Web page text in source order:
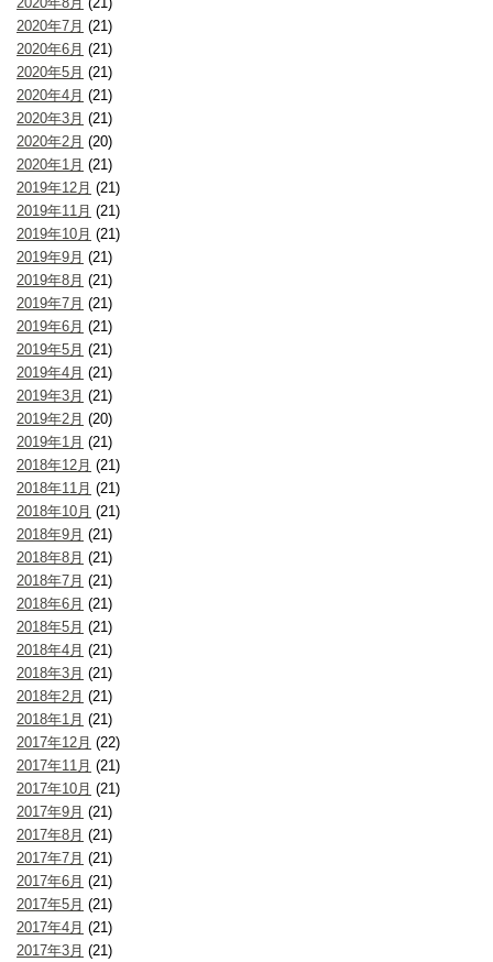
2020年7月 (21)
2020年6月 (21)
2020年5月 (21)
2020年4月 (21)
2020年3月 (21)
2020年2月 (20)
2020年1月 (21)
2019年12月 (21)
2019年11月 (21)
2019年10月 (21)
2019年9月 (21)
2019年8月 (21)
2019年7月 (21)
2019年6月 (21)
2019年5月 (21)
2019年4月 (21)
2019年3月 (21)
2019年2月 (20)
2019年1月 (21)
2018年12月 (21)
2018年11月 (21)
2018年10月 (21)
2018年9月 (21)
2018年8月 (21)
2018年7月 (21)
2018年6月 (21)
2018年5月 (21)
2018年4月 (21)
2018年3月 (21)
2018年2月 (21)
2018年1月 (21)
2017年12月 (22)
2017年11月 (21)
2017年10月 (21)
2017年9月 (21)
2017年8月 (21)
2017年7月 (21)
2017年6月 (21)
2017年5月 (21)
2017年4月 (21)
2017年3月 (21)